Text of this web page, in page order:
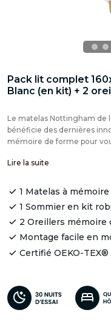
Pack lit complet
Blanc (en kit) + 2
Le matelas Nottingham de
bénéficie des dernières
mémoire de forme pour
Lire la suite
1 Matelas à
1 Sommier en kit
2 Oreillers mémoire
Montage facile en
Certifié OEKO-TEX®